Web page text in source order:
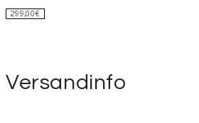
299,00€
Versandinfo